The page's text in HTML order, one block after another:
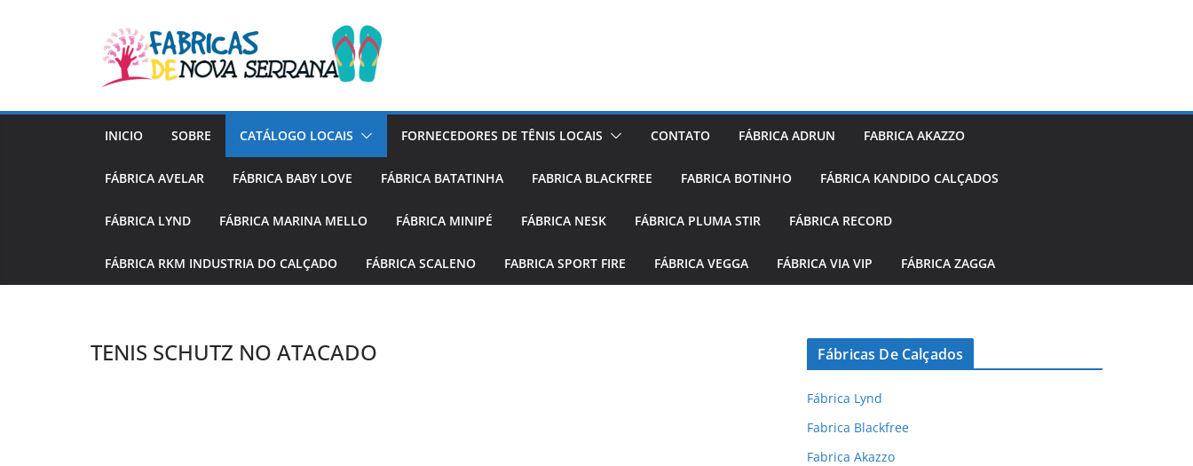
INICIO SOBRE CATÁLOGO LOCAIS FORNECEDORES DE TÊNIS LOCAIS CONTATO FÁBRICA ADRUN FABRICA AKAZZO
FÁBRICA AVELAR FÁBRICA BABY LOVE FÁBRICA BATATINHA FABRICA BLACKFREE FABRICA BOTINHO FÁBRICA KANDIDO CALÇADOS
FÁBRICA LYND FÁBRICA MARINA MELLO FÁBRICA MINIPÉ FÁBRICA NESK FÁBRICA PLUMA STIR FÁBRICA RECORD
FÁBRICA RKM INDUSTRIA DO CALÇADO FÁBRICA SCALENO FABRICA SPORT FIRE FÁBRICA VEGGA FÁBRICA VIA VIP FÁBRICA ZAGGA
TENIS SCHUTZ NO ATACADO Fábricas De Calçados
Fábrica Lynd
Fabrica Blackfree
Fabrica Akazzo